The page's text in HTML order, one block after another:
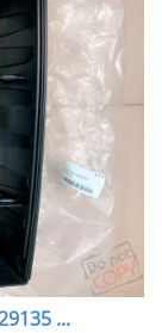
...